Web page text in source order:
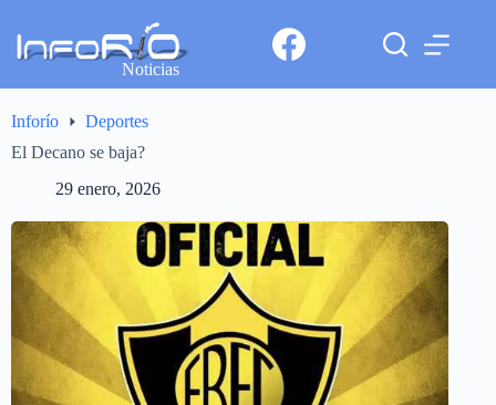
Noticias
Inforío
Deportes
El Decano se baja?
29 enero, 2026